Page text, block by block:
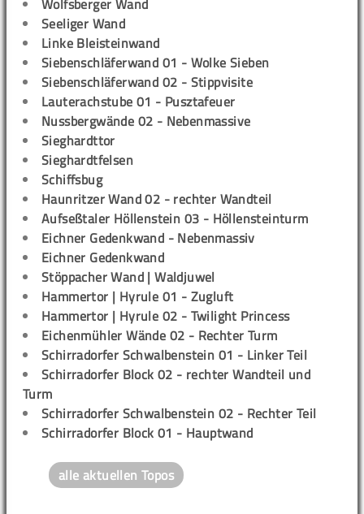
Wolfsberger Wand
Seeliger Wand
Linke Bleisteinwand
Siebenschläferwand 01 - Wolke Sieben
Siebenschläferwand 02 - Stippvisite
Lauterachstube 01 - Pusztafeuer
Nussbergwände 02 - Nebenmassive
Sieghardttor
Sieghardtfelsen
Schiffsbug
Haunritzer Wand 02 - rechter Wandteil
Aufseßtaler Höllenstein 03 - Höllensteinturm
Eichner Gedenkwand - Nebenmassiv
Eichner Gedenkwand
Stöppacher Wand | Waldjuwel
Hammertor | Hyrule 01 - Zugluft
Hammertor | Hyrule 02 - Twilight Princess
Eichenmühler Wände 02 - Rechter Turm
Schirradorfer Schwalbenstein 01 - Linker Teil
Schirradorfer Block 02 - rechter Wandteil und
Turm
Schirradorfer Schwalbenstein 02 - Rechter Teil
Schirradorfer Block 01 - Hauptwand
alle aktuellen Topos